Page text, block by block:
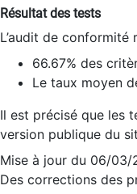
Résultat des tests
L’audit de
66.67% des
Le taux moyen
Il est précisé que les
version publique du
Mise à jour du 06/03/
Des corrections des